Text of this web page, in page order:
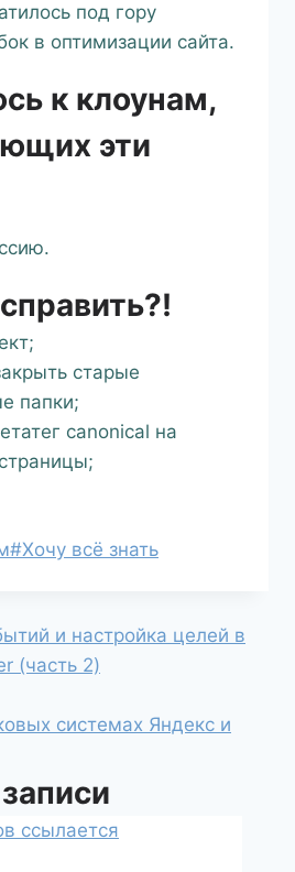
под гору
в оптимизации сайта.
к клоунам,
эти
старые
папки;
canonical на
#Хочу всё знать
и настройка целей в
(часть 2)
системах Яндекс и